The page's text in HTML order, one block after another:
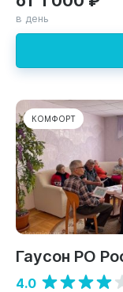
в день
КОМФОРТ
Гаусон РО
4.0